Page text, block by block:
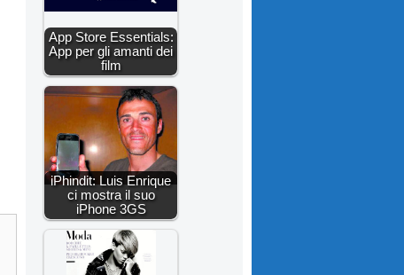
App Store Essentials:
App per gli amanti dei
film
iPhindit: Luis Enrique
ci mostra il suo
iPhone 3GS